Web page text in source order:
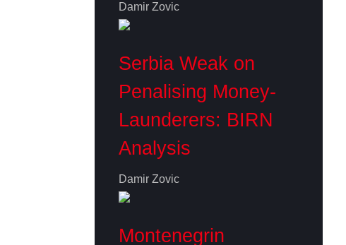
Damir Zovic
Serbia Weak on
Penalising Money-
Launderers: BIRN
Analysis
Damir Zovic
Montenegrin